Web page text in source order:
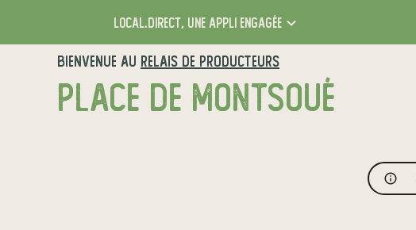
local.direct, une appli engagée
BIENVENUE AU RELAIS DE PRODUCTEURS
PLACE DE MONTSOUÉ